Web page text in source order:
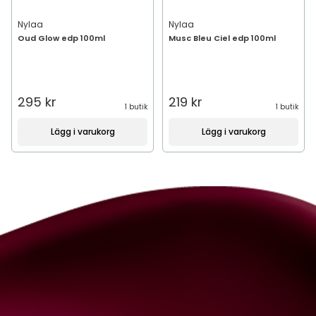
Nylaa
Oud Glow edp 100ml
295 kr 1 butik
Lägg i varukorg
Nylaa
Musc Bleu Ciel edp 100ml
219 kr 1 butik
Lägg i varukorg